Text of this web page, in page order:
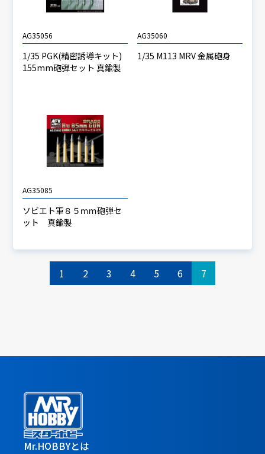
AG35056
1/35 PGK(精密誘導キット)
155mm砲弾セット 真鍮製
AG35060
1/35 M113 MRV 金属砲身
AG35085
ソビエト軍８５ｍｍ砲弾セ
ット 真鍮製
1 2 3 4 5 6 7
Mr.HOBBYとは